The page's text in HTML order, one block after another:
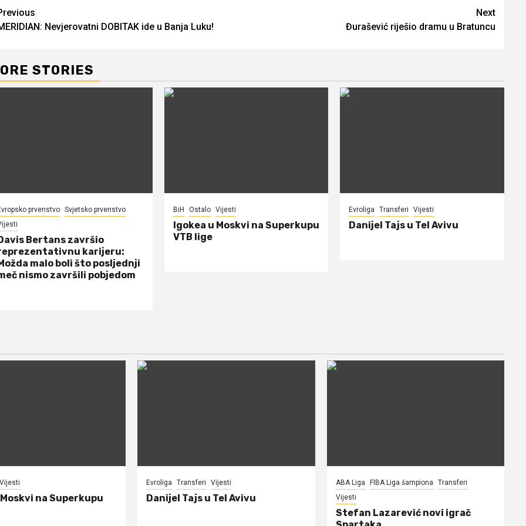
Nevjerovatni DOBITAK ide u Banja Luku!
Next
Đurašević riješio dramu u Bratuncu
STORIES
prvenstvo Svjetsko prvenstvo
Bertans završio
karijeru:
malo boli što posljednji
nismo završili pobjedom
BiH Ostalo Vijesti
Igokea u Moskvi na Superkupu
VTB lige
Evroliga Transferi Vijesti
Danijel Tajs u Tel Avivu
na Superkupu
Evroliga Transferi Vijesti
Danijel Tajs u Tel Avivu
ABA Liga FIBA Liga šampiona
Transferi
Vijesti
Stefan Lazarević novi igrač